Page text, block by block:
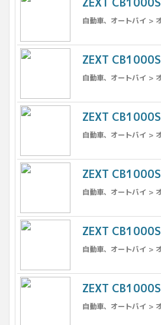
自動車、オートバイ >
ZEXT
自動車、オートバイ >
ZEXT
自動車、オートバイ >
ZEXT
自動車、オートバイ >
ZEXT
自動車、オートバイ >
ZEXT
自動車、オートバイ >